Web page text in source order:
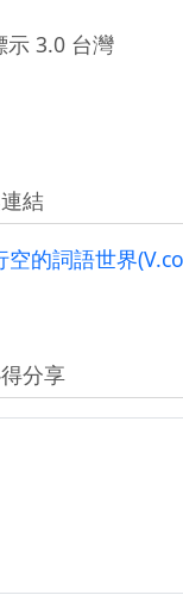
示 3.0 台灣
結
空的詞語世界
分享